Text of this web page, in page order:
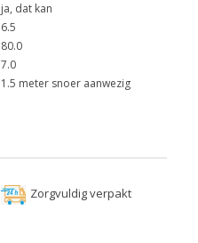
ja, dat kan
6.5
80.0
7.0
1.5 meter snoer aanwezig
Zorgvuldig verpakt